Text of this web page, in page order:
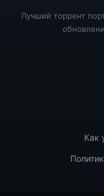
Лучший торрент
Как